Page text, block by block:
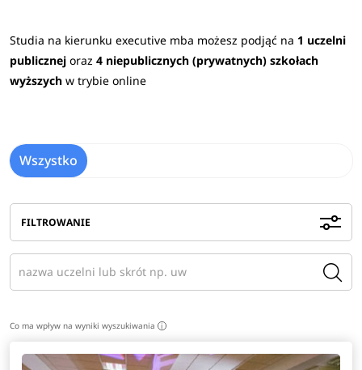
Studia na kierunku executive mba możesz podjąć na 1 uczelni
publicznejoraz 4 niepublicznych (prywatnych) szkołach
wyższychw trybie online
Wszystko
FILTROWANIE
Co ma wpływ na wyniki wyszukiwania i